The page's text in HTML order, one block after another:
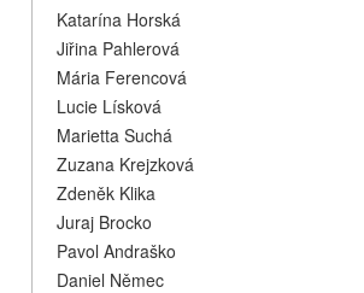
Katarína Horská
Jiřina Pahlerová
Mária Ferencová
Lucie Lísková
Marietta Suchá
Zuzana Krejzková
Zdeněk Klika
Juraj Brocko
Pavol Andraško
Daniel Němec